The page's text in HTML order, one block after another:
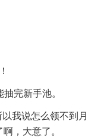
完新手池。
我说怎么领不到月
，大意了。